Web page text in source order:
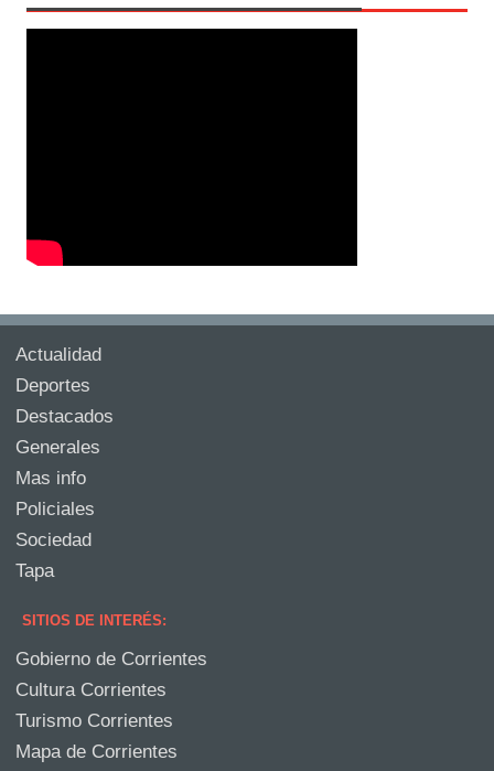
Actualidad
Deportes
Destacados
Generales
Mas info
Policiales
Sociedad
Tapa
SITIOS DE INTERÉS:
Gobierno de Corrientes
Cultura Corrientes
Turismo Corrientes
Mapa de Corrientes